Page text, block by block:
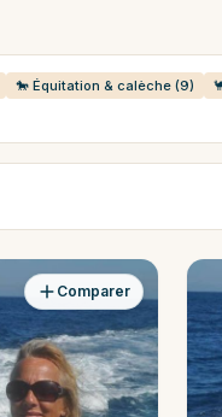
🐎 Équitation & calèche (9)
Comparer